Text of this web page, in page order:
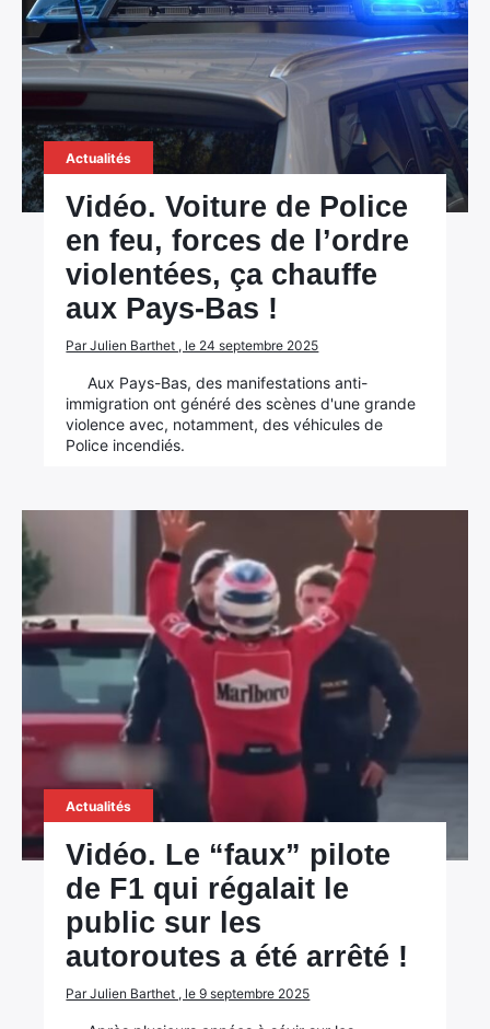
Actualités
Vidéo. Voiture de Police
en feu, forces de l’ordre
violentées, ça chauffe
aux Pays-Bas !
Par Julien Barthet , le 24 septembre 2025
Aux Pays-Bas, des manifestations anti-
immigration ont généré des scènes d'une grande
violence avec, notamment, des véhicules de
Police incendiés.
Actualités
Vidéo. Le “faux” pilote
de F1 qui régalait le
public sur les
autoroutes a été arrêté !
Par Julien Barthet , le 9 septembre 2025